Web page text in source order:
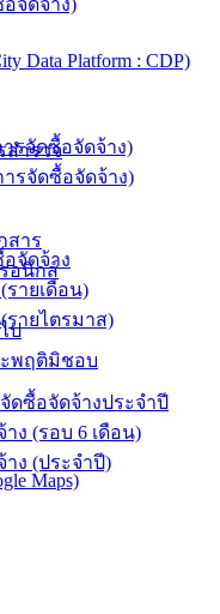
Data Platform : CDP)
สำรวจ
สาร
อนิกส์
ป
ะพฤติมิชอบ
Maps)
จัดจ้าง)
รจัดซื้อจัดจ้าง)
รจัดซื้อจัดจ้าง)
จัดจ้าง
ายเดือน)
รายไตรมาส)
ดซื้อจัดจ้างประจำปี
ง (รอบ 6 เดือน)
ง (ประจำปี)
ลา จังหวัดชลบุรี |